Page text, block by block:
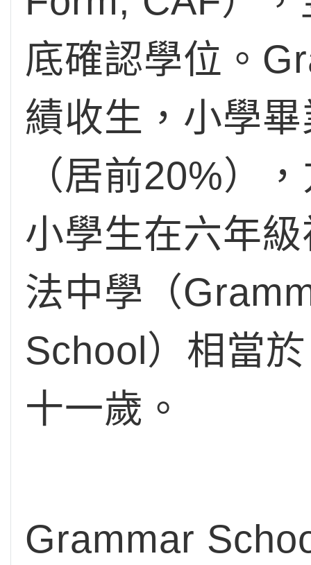
底確認學位。
績收生，小學
（居前20%）
小學生在六年
法中學（
School）相當
十一歲。
Grammar